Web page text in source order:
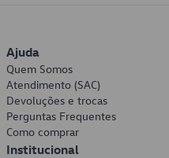
Ajuda
Quem Somos
Atendimento (SAC)
Devoluções e trocas
Perguntas Frequentes
Como comprar
Institucional